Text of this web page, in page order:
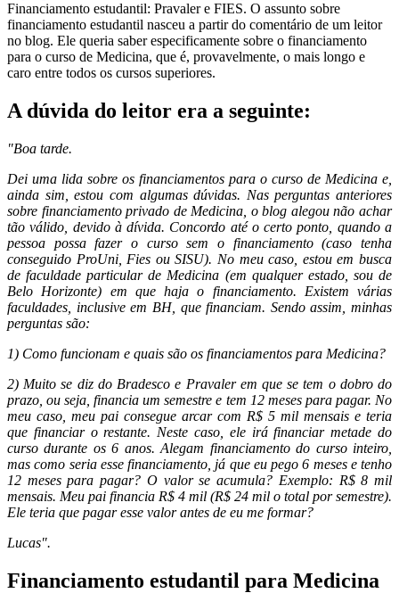
Financiamento estudantil: Pravaler e FIES. O assunto sobre
financiamento estudantil nasceu a partir do comentário de um leitor
no blog. Ele queria saber especificamente sobre o financiamento
para o curso de Medicina, que é, provavelmente, o mais longo e
caro entre todos os cursos superiores.
A dúvida do leitor era a seguinte:
"Boa tarde.
Dei uma lida sobre os financiamentos para o curso de Medicina e,
ainda sim, estou com algumas dúvidas. Nas perguntas anteriores
sobre financiamento privado de Medicina, o blog alegou não achar
tão válido, devido à dívida. Concordo até o certo ponto, quando a
pessoa possa fazer o curso sem o financiamento (caso tenha
conseguido ProUni, Fies ou SISU). No meu caso, estou em busca
de faculdade particular de Medicina (em qualquer estado, sou de
Belo Horizonte) em que haja o financiamento. Existem várias
faculdades, inclusive em BH, que financiam. Sendo assim, minhas
perguntas são:
1) Como funcionam e quais são os financiamentos para Medicina?
2) Muito se diz do Bradesco e Pravaler em que se tem o dobro do
prazo, ou seja, financia um semestre e tem 12 meses para pagar. No
meu caso, meu pai consegue arcar com R$ 5 mil mensais e teria
que financiar o restante. Neste caso, ele irá financiar metade do
curso durante os 6 anos. Alegam financiamento do curso inteiro,
mas como seria esse financiamento, já que eu pego 6 meses e tenho
12 meses para pagar? O valor se acumula? Exemplo: R$ 8 mil
mensais. Meu pai financia R$ 4 mil (R$ 24 mil o total por semestre).
Ele teria que pagar esse valor antes de eu me formar?
Lucas".
Financiamento estudantil para Medicina